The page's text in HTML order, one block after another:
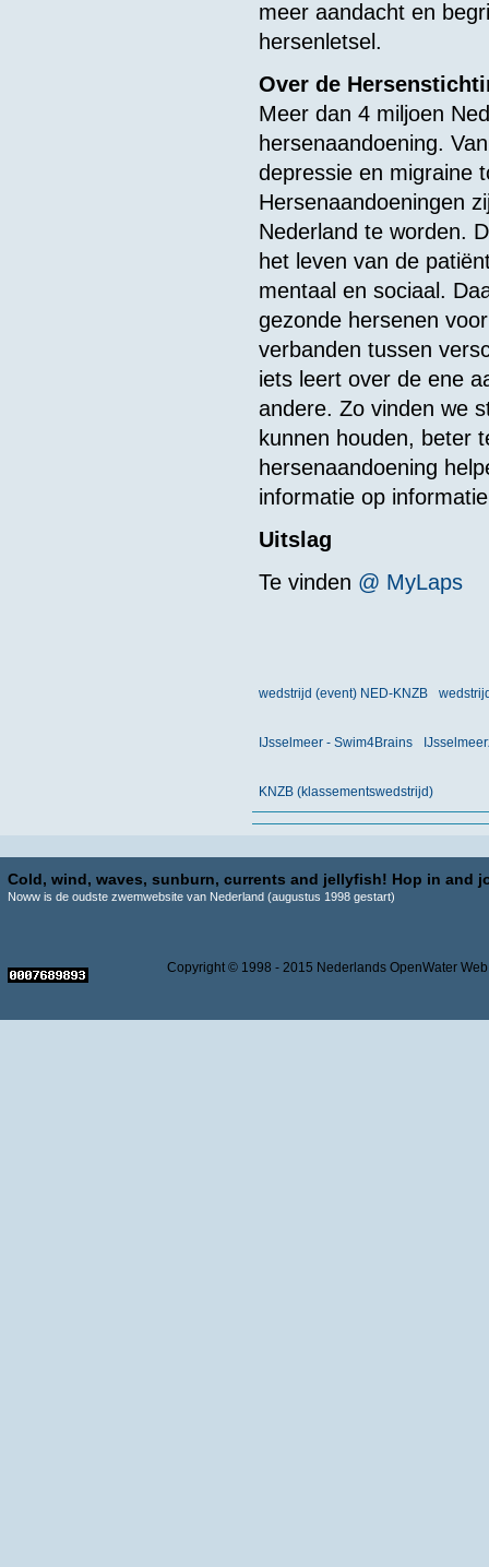
meer aandacht en
hersenletsel.
Over de
Meer dan 4 miljoen
hersenaandoening.
depressie en migraine
Hersenaandoeningen
Nederland te worden.
het leven van de
mentaal en sociaal.
gezonde hersenen
verbanden tussen
iets leert over de ene
andere. Zo vinden we
kunnen houden, beter
hersenaandoening
informatie op
Uitslag
Te vinden @ MyLaps
wedstrijd (event) NED-KNZB
IJsselmeer - Swim4Brains
KNZB (klassementswedstrijd)
Cold, wind, waves, sunburn, currents and jellyfish! Hop in and
Noww is de oudste zwemwebsite van Nederland (augustus 1998 gestart)
Copyright © 1998 - 2015 Nederlands OpenWater